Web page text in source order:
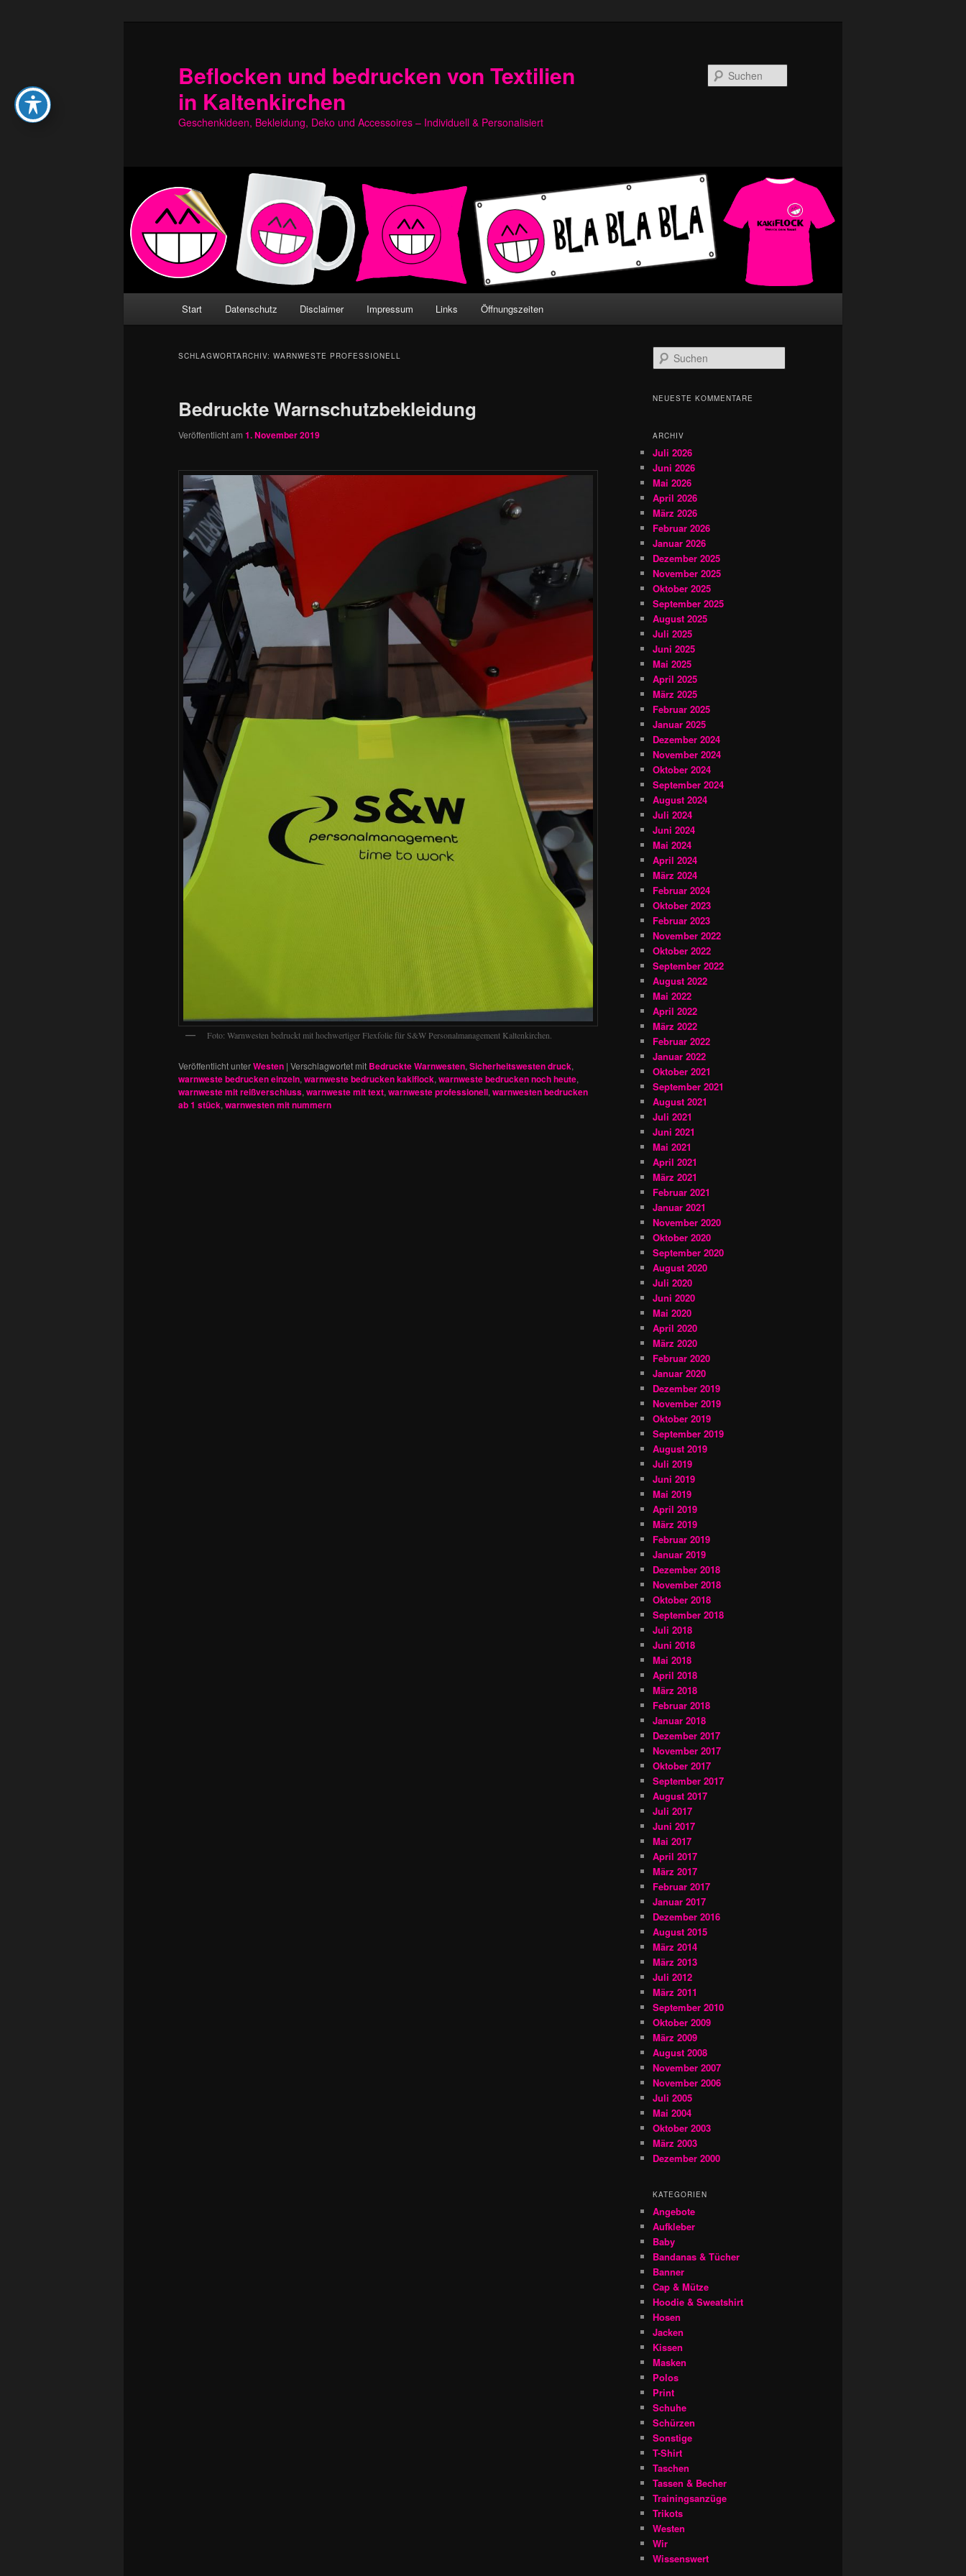
Beflocken und bedrucken von Textilien
in Kaltenkirchen
Geschenkideen, Bekleidung, Deko und Accessoires – Individuell & Personalisiert
Start Datenschutz Disclaimer Impressum Links Öffnungszeiten
SCHLAGWORTARCHIV: WARNWESTE PROFESSIONELL
Bedruckte Warnschutzbekleidung
Veröffentlicht am 1. November 2019
Foto: Warnwesten bedruckt mit hochwertiger Flexfolie für S&W Personalmanagement Kaltenkirchen.
Veröffentlicht unterWesten | Verschlagwortet mit Bedruckte Warnwesten, Sicherheitswesten druck,
warnweste bedrucken einzeln, warnweste bedrucken kakiflock, warnweste bedrucken noch heute,
warnweste mit reißverschluss, warnweste mit text, warnweste professionell, warnwesten bedrucken
ab 1 stück, warnwesten mit nummern
u
h
NEUESTE KOMMENTARE
ARCHIV
Juli 2026
Juni 2026
Mai 2026
April 2026
März 2026
Februar 2026
Januar 2026
Dezember 2025
November 2025
Oktober 2025
September 2025
August 2025
Juli 2025
Juni 2025
Mai 2025
April 2025
März 2025
Februar 2025
Januar 2025
Dezember 2024
November 2024
Oktober 2024
September 2024
August 2024
Juli 2024
Juni 2024
Mai 2024
April 2024
März 2024
Februar 2024
Oktober 2023
Februar 2023
November 2022
Oktober 2022
September 2022
August 2022
Mai 2022
April 2022
März 2022
Februar 2022
Januar 2022
Oktober 2021
September 2021
August 2021
Juli 2021
Juni 2021
Mai 2021
April 2021
März 2021
Februar 2021
Januar 2021
November 2020
Oktober 2020
September 2020
August 2020
Juli 2020
Juni 2020
Mai 2020
April 2020
März 2020
Februar 2020
Januar 2020
Dezember 2019
November 2019
Oktober 2019
September 2019
August 2019
Juli 2019
Juni 2019
Mai 2019
April 2019
März 2019
Februar 2019
Januar 2019
Dezember 2018
November 2018
Oktober 2018
September 2018
Juli 2018
Juni 2018
Mai 2018
April 2018
März 2018
Februar 2018
Januar 2018
Dezember 2017
November 2017
Oktober 2017
September 2017
August 2017
Juli 2017
Juni 2017
Mai 2017
April 2017
März 2017
Februar 2017
Januar 2017
Dezember 2016
August 2015
März 2014
März 2013
Juli 2012
März 2011
September 2010
Oktober 2009
März 2009
August 2008
November 2007
November 2006
Juli 2005
Mai 2004
Oktober 2003
März 2003
Dezember 2000
KATEGORIEN
Angebote
Aufkleber
Baby
Bandanas & Tücher
Banner
Cap & Mütze
Hoodie & Sweatshirt
Hosen
Jacken
Kissen
Masken
Polos
Print
Schuhe
Schürzen
Sonstige
T-Shirt
Taschen
Tassen & Becher
Trainingsanzüge
Trikots
Westen
Wir
Wissenswert